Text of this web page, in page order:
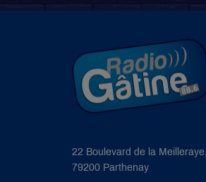
22 Boulevard de la Meilleraye,
79200 Parthenay